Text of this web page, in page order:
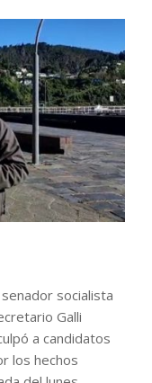
socialista
Galli
a candidatos
los hechos